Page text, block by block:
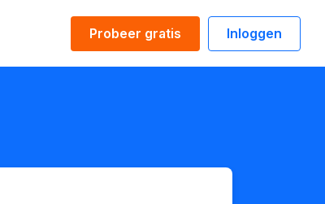
Probeer gratis Inloggen